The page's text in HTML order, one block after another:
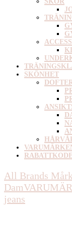
SKÖNHET
All Brands
Dam
jeans